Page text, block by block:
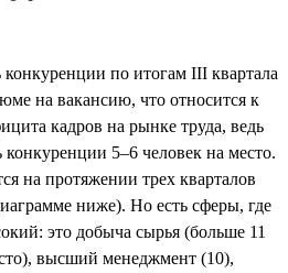
конкуренции по итогам III квартала
на вакансию, что относится к
кадров на рынке труда, ведь
конкуренции 5–6 человек на место.
на протяжении трех кварталов
ниже). Но есть сферы, где
это добыча сырья (больше 11
высший менеджмент (10),